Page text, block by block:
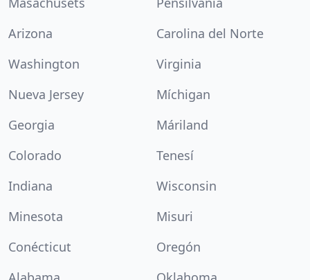
Arizona
Carolina del Norte
Washington
Virginia
Nueva Jersey
Míchigan
Georgia
Máriland
Colorado
Tenesí
Indiana
Wisconsin
Minesota
Misuri
Conécticut
Oregón